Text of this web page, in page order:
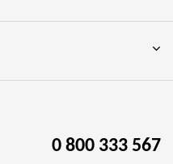
0 800 333 567